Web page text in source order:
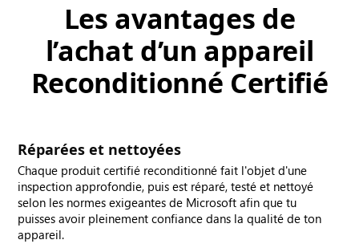
Les avantages de
l’achat d’un appareil
Reconditionné Certifié
Réparées et nettoyées
Chaque produit certifié reconditionné fait l'objet d'une
inspection approfondie, puis est réparé, testé et nettoyé
selon les normes exigeantes de Microsoft afin que tu
puisses avoir pleinement confiance dans la qualité de ton
appareil.